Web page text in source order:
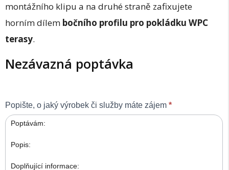
montážního klipu a na druhé straně zafixujete
horním dílem bočního profilu pro pokládku WPC
terasy.
Nezávazná poptávka
Obecná
poptávka_02
Popište, o jaký výrobek či služby máte zájem *